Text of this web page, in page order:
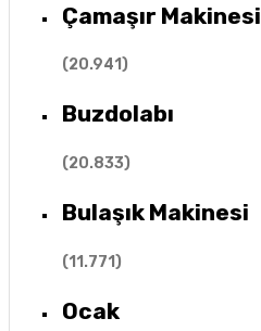
Çamaşır Makinesi
(20.941)
Buzdolabı
(20.833)
Bulaşık Makinesi
(11.771)
Ocak